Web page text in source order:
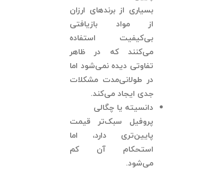
بسیاری از برندهای ارزان
از مواد بازیافتی
بی‌کیفیت استفاده
می‌کنند که در ظاهر
تفاوتی دیده نمی‌شود اما
در طولانی‌مدت مشکلات
جدی ایجاد می‌کند.
دانسیته یا چگالی
پروفیل سبک‌تر قیمت
پایین‌تری دارد، اما
استحکام آن کم
می‌شود.